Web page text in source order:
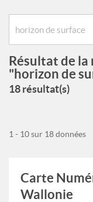
Résultat de la
"horizon de
18 résultat(s)
1 - 10 sur 18 données
Carte
Wallonie